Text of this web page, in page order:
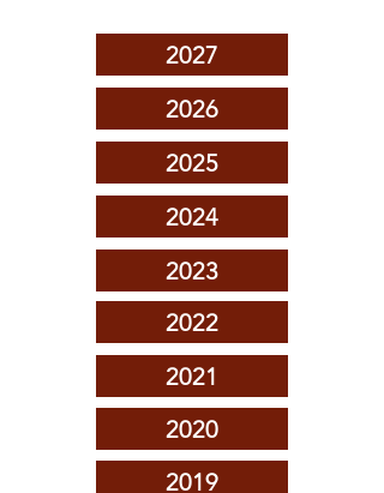
2027
2026
2025
2024
2023
2022
2021
2020
2019